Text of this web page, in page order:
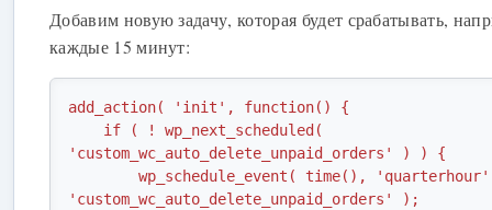
Добавим новую задачу, которая будет срабатывать,
каждые 15 минут:
add_action( 'init', function() {
'custom_wc_auto_delete_unpaid_orders' ) ) {
'custom_wc_auto_delete_unpaid_orders' );